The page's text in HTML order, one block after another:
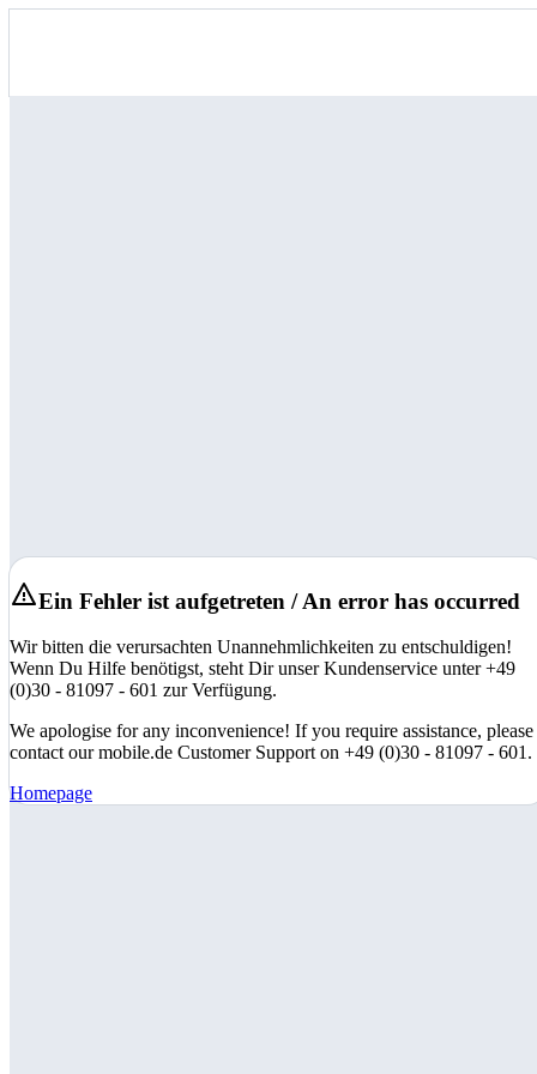
Ein Fehler ist aufgetreten / An error has occurred
Wir bitten die verursachten Unannehmlichkeiten zu entschuldigen!
Wenn Du Hilfe benötigst, steht Dir unser Kundenservice unter +49
(0)30 - 81097 - 601 zur Verfügung.
We apologise for any inconvenience! If you require assistance, please
contact our mobile.de Customer Support on +49 (0)30 - 81097 - 601.
Homepage